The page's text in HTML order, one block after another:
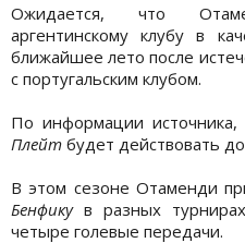
Ожидается, что
аргентинскому клубу в
ближайшее лето после
с португальским клубом.
По информации
Плейт будет действовать
В этом сезоне Отаменди
Бенфикув разных
четыре голевые передачи.